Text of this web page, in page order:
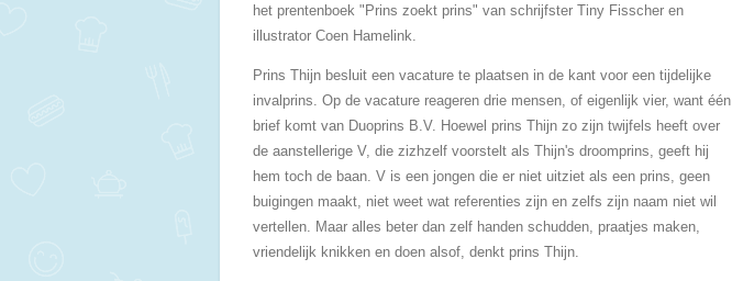
het prentenboek "Prins zoekt prins" van schrijfster Tiny Fisscher en
illustrator Coen Hamelink.
Prins Thijn besluit een vacature te plaatsen in de kant voor een tijdelijke
invalprins. Op de vacature reageren drie mensen, of eigenlijk vier, want één
brief komt van Duoprins B.V. Hoewel prins Thijn zo zijn twijfels heeft over
de aanstellerige V, die zizhzelf voorstelt als Thijn's droomprins, geeft hij
hem toch de baan. V is een jongen die er niet uitziet als een prins, geen
buigingen maakt, niet weet wat referenties zijn en zelfs zijn naam niet wil
vertellen. Maar alles beter dan zelf handen schudden, praatjes maken,
vriendelijk knikken en doen alsof, denkt prins Thijn.